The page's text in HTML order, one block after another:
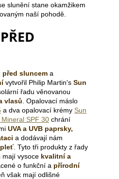
slunění stane okamžikem
naší pohodě.
sluncem a
vytvořil Philip Martin's Sun
řadu věnovanou
vlasů . Opalovací máslo
a dva opalovací krémy Sun
Mineral SPF 30 chrání
UVA a UVB paprsky,
a dodávají nám
. Tyto tři produkty z řady
mají vysoce kvalitní a
o funkční a přírodní
však mají odlišné